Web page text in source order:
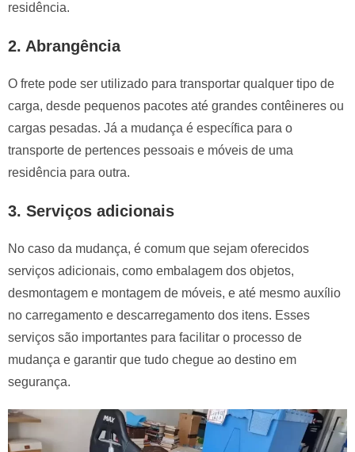
residência.
2. Abrangência
O frete pode ser utilizado para transportar qualquer tipo de
carga, desde pequenos pacotes até grandes contêineres ou
cargas pesadas. Já a mudança é específica para o
transporte de pertences pessoais e móveis de uma
residência para outra.
3. Serviços adicionais
No caso da mudança, é comum que sejam oferecidos
serviços adicionais, como embalagem dos objetos,
desmontagem e montagem de móveis, e até mesmo auxílio
no carregamento e descarregamento dos itens. Esses
serviços são importantes para facilitar o processo de
mudança e garantir que tudo chegue ao destino em
segurança.